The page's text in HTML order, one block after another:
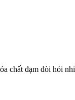
chấ‌t đạm đòi hỏi